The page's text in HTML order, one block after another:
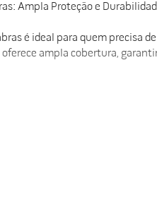
Ampla Proteção e
é ideal para quem precisa
ampla cobertura,
e reformas